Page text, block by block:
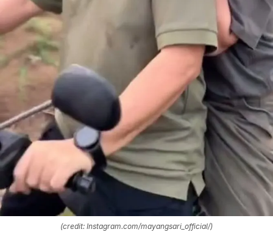
(credit: Instagram.com/mayangsari_official/)